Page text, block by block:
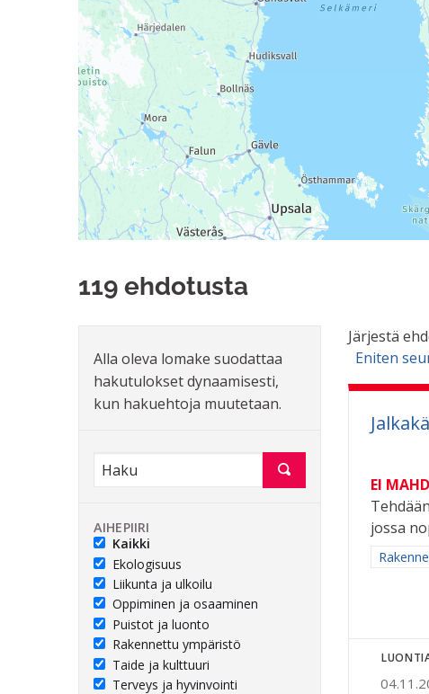
119 ehdotusta
Alla oleva lomake suodattaa
hakutulokset dynaamisesti,
kun hakuehtoja muutetaan.
AIHEPIIRI
Kaikki
Ekologisuus
Liikunta ja ulkoilu
Oppiminen ja osaaminen
Puistot ja luonto
Rakennettu ympäristö
Taide ja kulttuuri
Terveys ja hyvinvointi
Järjestä
Eniten
EI
jossa
Rajaa